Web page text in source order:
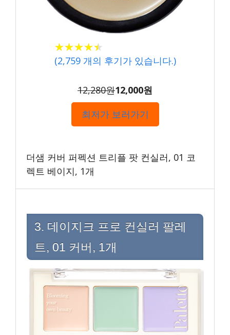
★★★★★
★★★★★
(2,759개의 후기가 있습니다.)
12,280원12,000원
최저가 보러가기
더샘 커버 퍼펙션 트리플 팟 컨실러, 01 코
렉트 베이지, 1개
3. 데이지크 프로 컨실러 팔레
트, 01 커버, 1개